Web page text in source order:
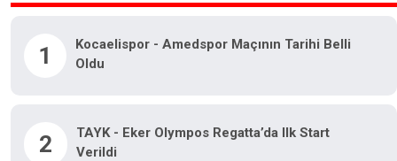
1
Kocaelispor - Amedspor Maçının Tarihi Belli
Oldu
2
TAYK - Eker Olympos Regatta’da Ilk Start
Verildi